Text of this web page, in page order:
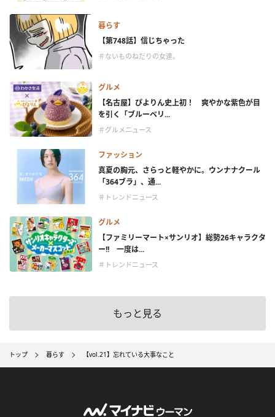
暮らす
【第748話】信じちゃった
＃ないものねだりの女達。
グルメ
【名古屋】ぴよりん史上初！ 爽やかな紫色が目
を引く「ブルーベリ...
＃グルメニュース
ファッション
真夏の胸元、さらっと軽やかに。ウンナナクール
「364ブラ」、通...
＃トレンドニュース
グルメ
【ファミリーマート×サンリオ】総勢26キャラクタ
ー!! 一度は...
＃トレンドニュース
もっと見る
トップ 暮らす 【vol.21】忘れている大事なこと